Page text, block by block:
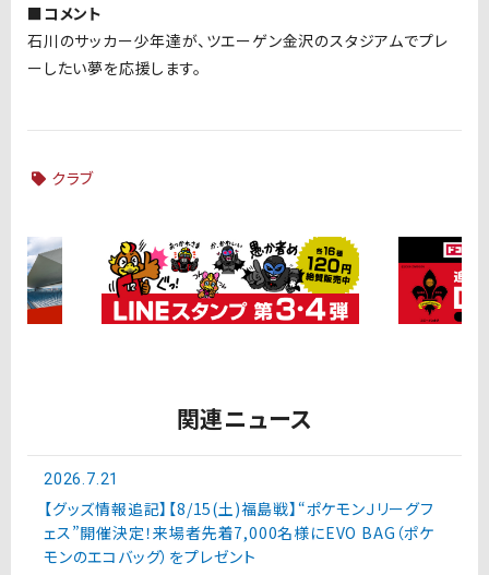
■コメント
石川のサッカー少年達が、ツエーゲン金沢のスタジアムでプレ
ーしたい夢を応援します。
クラブ
関連ニュース
2026.7.21
【グッズ情報追記】【8/15(土)福島戦】“ポケモンＪリーグフ
ェス”開催決定！来場者先着7,000名様にEVO BAG（ポケ
モンのエコバッグ）をプレゼント